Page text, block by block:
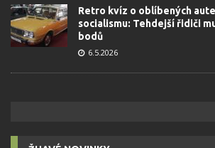
Retro kvíz o oblíbených
socialismu: Tehdejší řidiči
bodů
6.5.2026